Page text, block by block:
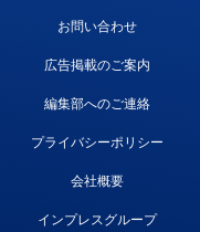
お問い合わせ
広告掲載のご案内
編集部へのご連絡
プライバシーポリシー
会社概要
インプレスグループ